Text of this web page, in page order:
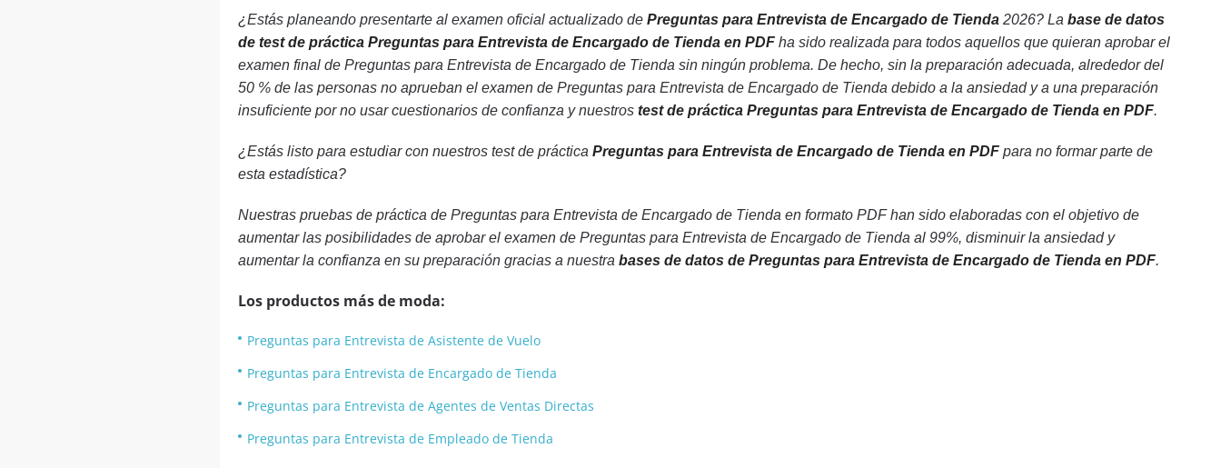
¿Estás planeando presentarte al examen oficial actualizado de Preguntas para Entrevista de Encargado de Tienda2026? La base de datos
de test de práctica Preguntas para Entrevista de Encargado de Tienda en PDFha sido realizada para todos aquellos que quieran aprobar el
examen final de Preguntas para Entrevista de Encargado de Tienda sin ningún problema. De hecho, sin la preparación adecuada, alrededor del
50 % de las personas no aprueban el examen de Preguntas para Entrevista de Encargado de Tienda debido a la ansiedad y a una preparación
insuficiente por no usar cuestionarios de confianza y nuestros test de práctica Preguntas para Entrevista de Encargado de Tienda en PDF.
¿Estás listo para estudiar con nuestros test de práctica Preguntas para Entrevista de Encargado de Tienda en PDFpara no formar parte de
esta estadística?
Nuestras pruebas de práctica de Preguntas para Entrevista de Encargado de Tienda en formato PDF han sido elaboradas con el objetivo de
aumentar las posibilidades de aprobar el examen de Preguntas para Entrevista de Encargado de Tienda al 99%, disminuir la ansiedad y
aumentar la confianza en su preparación gracias a nuestra bases de datos de Preguntas para Entrevista de Encargado de Tienda en PDF.
Los productos más de moda:
Preguntas para Entrevista de Asistente de Vuelo
Preguntas para Entrevista de Encargado de Tienda
Preguntas para Entrevista de Agentes de Ventas Directas
Preguntas para Entrevista de Empleado de Tienda